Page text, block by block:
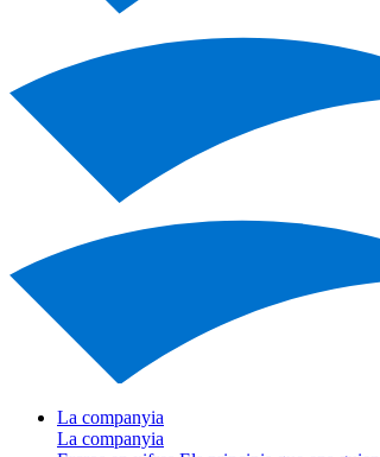
La companyia
La companyia